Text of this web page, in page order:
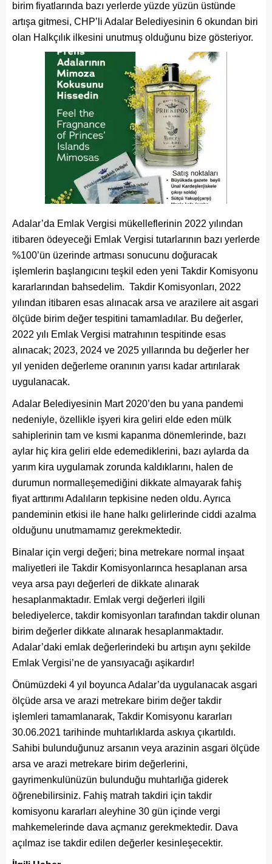
birim fiyatlarında bazı yerlerde yüzde yüzün üstünde
artışa gitmesi, CHP’li Adalar Belediyesinin 6 okundan biri
olan Halkçılık ilkesini unutmuş olduğunu bize gösteriyor.
Adalar’da Emlak Vergisi mükelleflerinin 2022 yılından
itibaren ödeyeceği Emlak Vergisi tutarlarının bazı yerlerde
%100’ün üzerinde artması sonucunu doğuracak
işlemlerin başlangıcını teşkil eden yeni Takdir Komisyonu
kararlarından bahsedelim. Takdir Komisyonları, 2022
yılından itibaren esas alınacak arsa ve arazilere ait asgari
ölçüde birim değer tespitini tamamladılar. Bu değerler,
2022 yılı Emlak Vergisi matrahının tespitinde esas
alınacak; 2023, 2024 ve 2025 yıllarında bu değerler her
yıl yeniden değerleme oranının yarısı kadar artırılarak
uygulanacak.
Adalar Belediyesinin Mart 2020’den bu yana pandemi
nedeniyle, özellikle işyeri kira geliri elde eden mülk
sahiplerinin tam ve kısmi kapanma dönemlerinde, bazı
aylar hiç kira geliri elde edemediklerini, bazı aylarda da
yarım kira uygulamak zorunda kaldıklarını, halen de
durumun normalleşemediğini dikkate almayarak fahiş
fiyat arttırımı Adalıların tepkisine neden oldu. Ayrıca
pandeminin etkisi ile hane halkı gelirlerinde ciddi azalma
olduğunu unutmamamız gerekmektedir.
Binalar için vergi değeri; bina metrekare normal inşaat
maliyetleri ile Takdir Komisyonlarınca hesaplanan arsa
veya arsa payı değerleri de dikkate alınarak
hesaplanmaktadır. Emlak vergi değerleri ilgili
belediyelerce, takdir komisyonları tarafından takdir olunan
birim değerler dikkate alınarak hesaplanmaktadır.
Adalar’daki emlak değerlerindeki bu artışın aynı şekilde
Emlak Vergisi’ne de yansıyacağı aşikardır!
Önümüzdeki 4 yıl boyunca Adalar’da uygulanacak asgari
ölçüde arsa ve arazi metrekare birim değer takdir
işlemleri tamamlanarak, Takdir Komisyonu kararları
30.06.2021 tarihinde muhtarlıklarda askıya çıkartıldı.
Sahibi bulunduğunuz arsanın veya arazinin asgari ölçüde
arsa ve arazi metrekare birim değerlerini,
gayrimenkulünüzün bulunduğu muhtarlığa giderek
öğrenebilirsiniz. Fahiş matrah takdiri için takdir
komisyonu kararları aleyhine 30 gün içinde vergi
mahkemelerinde dava açmanız gerekmektedir. Dava
açılmaz ise takdir edilen değerler kesinleşecektir.